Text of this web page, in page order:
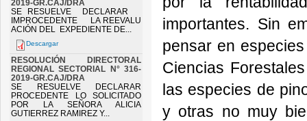
2019-GR.CAJ/DRA
SE RESUELVE DECLARAR
IMPROCEDENTE LA REEVALU
ACIÓN DEL EXPEDIENTE DE...
Descargar
RESOLUCIÓN DIRECTORAL
REGIONAL SECTORIAL N° 316-
2019-GR.CAJ/DRA
SE RESUELVE DECLARAR
PROCEDENTE LO SOLICITADO
POR LA SEÑORA ALICIA
GUTIERREZ RAMIREZ Y...
importantes. Sin
pensar en
Ciencias
las especies de
y otras no muy